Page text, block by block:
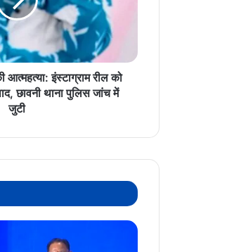
आत्महत्या: इंस्टाग्राम रील को
छावनी थाना पुलिस जांच में
जुटी